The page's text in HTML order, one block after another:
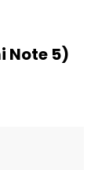
Note 5)